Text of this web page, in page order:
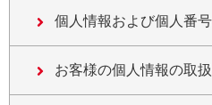
個人情報および個人番
お客様の個人情報の取